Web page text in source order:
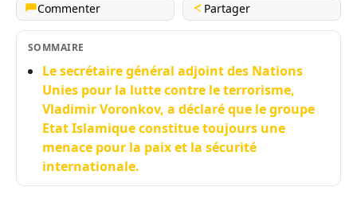
Commenter
Partager
SOMMAIRE
Le secrétaire général adjoint des Nations
Unies pour la lutte contre le terrorisme,
Vladimir Voronkov, a déclaré que le groupe
Etat Islamique constitue toujours une
menace pour la paix et la sécurité
internationale.